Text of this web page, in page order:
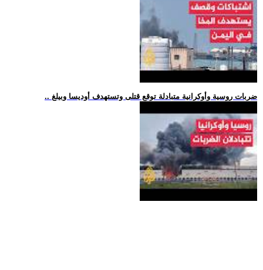
.. ضربات روسية وأوكرانية متبادلة توقع قتلى وتستهدف أوديسا وبيلغ